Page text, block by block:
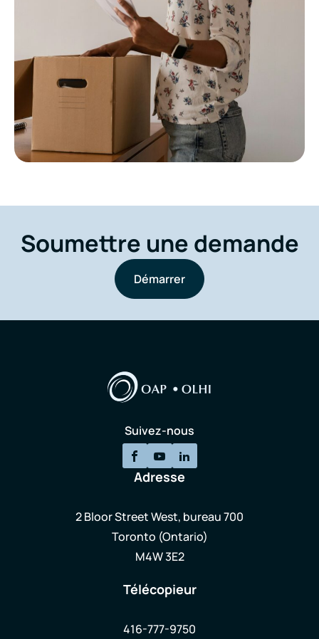
Soumettre une demande
Démarrer
Suivez-nous
Adresse
2 Bloor Street West, bureau 700
Toronto (Ontario)
M4W 3E2
Télécopieur
416-777-9750